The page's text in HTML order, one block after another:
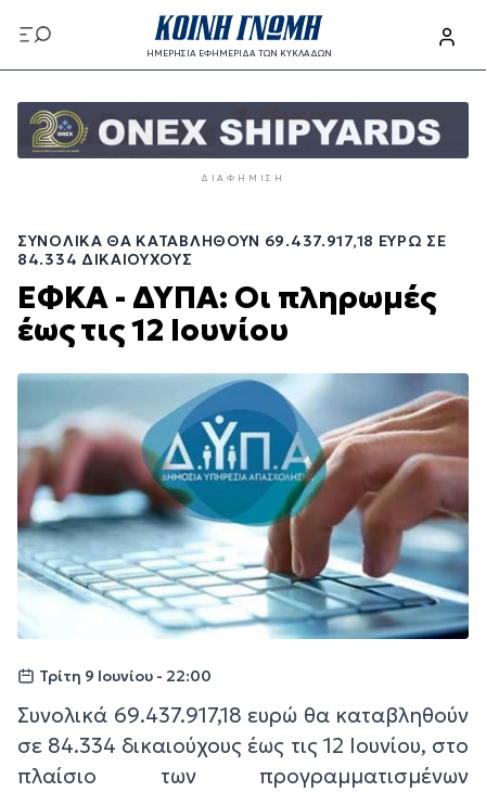
προς
το
περιεχόμενο
ΗΜΕΡΗΣΙΑ ΕΦΗΜΕΡΙΔΑ ΤΩΝ ΚΥΚΛΑΔΩΝ
προς
κυρίως
ΔΙΑΦΉΜΙΣΗ
ΣΥΝΟΛΙΚΆ ΘΑ ΚΑΤΑΒΛΗΘΟΎΝ 69.437.917,18 ΕΥΡΏ ΣΕ
84.334 ΔΙΚΑΙΟΎΧΟΥΣ
ΕΦΚΑ - ΔΥΠΑ: Οι πληρωμές
έως τις 12 Ιουνίου
Τρίτη 9 Ιουνίου - 22:00
Συνολικά 69.437.917,18 ευρώ θα καταβληθούν
σε 84.334 δικαιούχους έως τις 12 Ιουνίου, στο
πλαίσιο των προγραμματισμένων